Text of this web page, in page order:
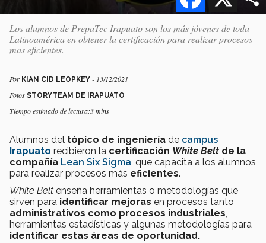
Los alumnos de PrepaTec Irapuato son los más jóvenes de toda
Latinoamérica en obtener la certificación para realizar procesos
mas eficientes.
Por KIAN CID LEOPKEY - 13/12/2021
Fotos STORYTEAM DE IRAPUATO
Tiempo estimado de lectura:3 mins
Alumnos del tópico de ingeniería de campus
Irapuato recibieron la certificación White Belt de la
compañía Lean Six Sigma , que capacita a los alumnos
para realizar procesos más eficientes.
White Belt enseña herramientas o metodologías que
sirven para identificar mejoras en procesos tanto
administrativos como procesos industriales
herramientas estadísticas y algunas metodologías para
identificar estas áreas de oportunidad.